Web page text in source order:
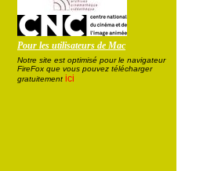
Pour les utilisateurs de Mac
Notre site est optimisé pour le navigateur
FireFox que vous pouvez télécharger
gratuitement ici